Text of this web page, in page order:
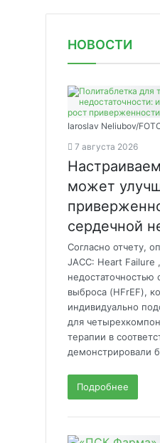
НОВОСТИ
Iaroslav Neliubov/
7 августа 2026
может
сердечной
Согласно отчету,
JACC: Heart Failure
выброса (HFrEF),
индивидуально
для
терапии в
демонстрировали
Подробнее